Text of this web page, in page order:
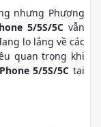
nhưng Phương
5/5S/5Cvẫn
lo lắng về các
quan trọng khi
5/5S/5C tại